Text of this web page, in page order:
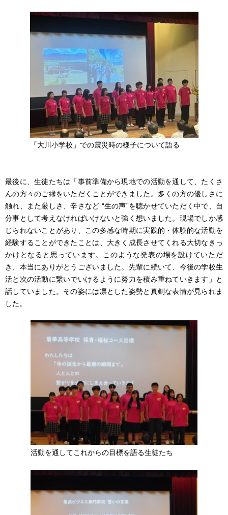
「大川小学校」での震災時の様子について語る
最後に、生徒たちは「事前準備から現地での活動を通して、たくさ
んの方々のご縁をいただくことができました。多くの方の優しさに
触れ、また厳しさ、辛さなど “生の声”を聴かせていただく中で、自
分事として考えなければいけないと強く想いました。現場でしか感
じられないことがあり、この多感な時期に実践的・体験的な活動を
経験することができたことは、大きく成長させてくれる大切なきっ
かけとなると思っています。このような発表の場を設けていただ
き、本当にありがとうございました。先輩に続いて、今後の学校生
活と次の活動に繋いでいけるように努力を積み重ねていきます」と
話していました。その姿には凛とした姿勢と真剣な表情が見られま
した。
活動を通してこれからの目標を語る生徒たち